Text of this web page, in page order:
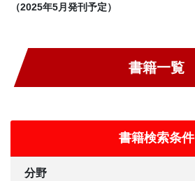
（2025年5月発刊予定）
書籍一覧
書籍検索条件
分野